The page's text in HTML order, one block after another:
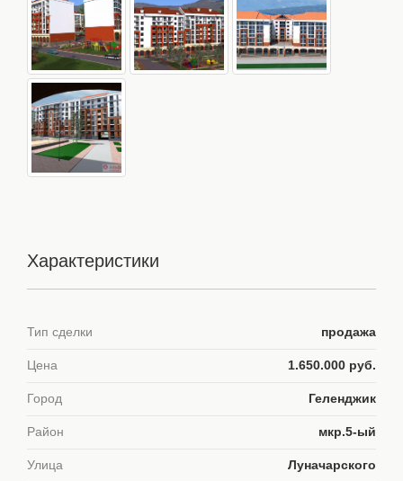
Характеристики
Тип сделки продажа
Цена 1.650.000 руб.
Город Геленджик
Район мкр.5-ый
Улица Луначарского